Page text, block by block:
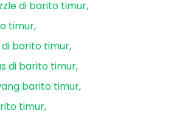
di barito timur
timur
barito timur
di barito timur
barito timur
timur